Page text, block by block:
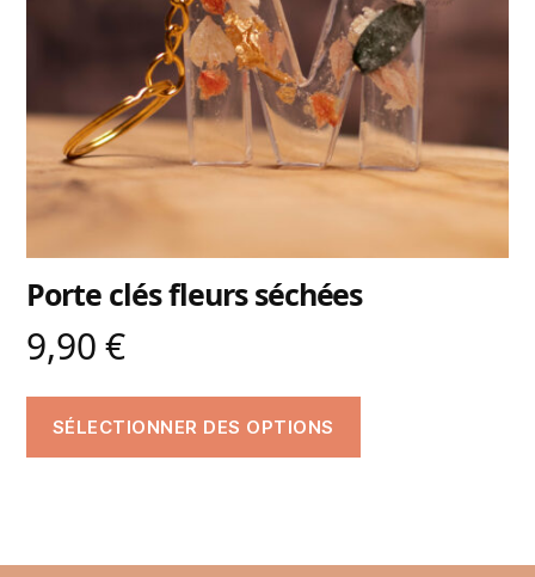
Porte clés fleurs séchées
9,90€
SÉLECTIONNER DES OPTIONS